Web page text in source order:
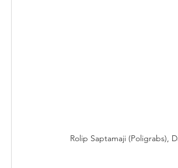
Rolip Saptamaji (Poligrabs),